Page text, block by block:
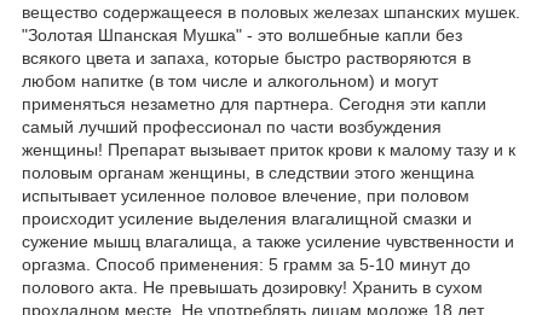
вещество содержащееся в половых железах шпанских мушек.
"Золотая Шпанская Мушка" - это волшебные капли без
всякого цвета и запаха, которые быстро растворяются в
любом напитке (в том числе и алкогольном) и могут
применяться незаметно для партнера. Сегодня эти капли
самый лучший профессионал по части возбуждения
женщины! Препарат вызывает приток крови к малому тазу и к
половым органам женщины, в следствии этого женщина
испытывает усиленное половое влечение, при половом
происходит усиление выделения влагалищной смазки и
сужение мышц влагалища, а также усиление чувственности и
оргазма. Способ применения: 5 грамм за 5-10 минут до
полового акта. Не превышать дозировку! Хранить в сухом
прохладном месте. Не употреблять лицам моложе 18 лет.